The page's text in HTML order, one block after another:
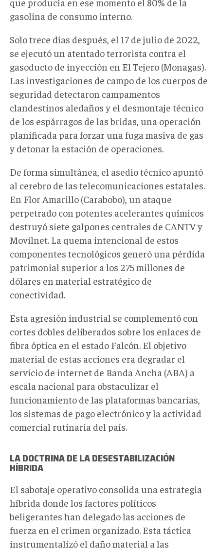
gasolina de consumo interno.
Solo trece días después, el 17 de julio de 2022,
se ejecutó un atentado terrorista contra el
gasoducto de inyección en El Tejero (Monagas).
Las investigaciones de campo de los cuerpos de
seguridad detectaron campamentos
clandestinos aledaños y el desmontaje técnico
de los espárragos de las bridas, una operación
planificada para forzar una fuga masiva de gas
y detonar la estación de operaciones.
De forma simultánea, el asedio técnico apuntó
al cerebro de las telecomunicaciones estatales.
En Flor Amarillo (Carabobo), un ataque
perpetrado con potentes acelerantes químicos
destruyó siete galpones centrales de CANTV y
Movilnet. La quema intencional de estos
componentes tecnológicos generó una pérdida
patrimonial superior a los 275 millones de
dólares en material estratégico de
conectividad.
Esta agresión industrial se complementó con
cortes dobles deliberados sobre los enlaces de
fibra óptica en el estado Falcón. El objetivo
material de estas acciones era degradar el
servicio de internet de Banda Ancha (ABA) a
escala nacional para obstaculizar el
funcionamiento de las plataformas bancarias,
los sistemas de pago electrónico y la actividad
comercial rutinaria del país.
LA DOCTRINA DE LA DESESTABILIZACIÓN
HÍBRIDA
El sabotaje operativo consolida una estrategia
híbrida donde los factores políticos
beligerantes han delegado las acciones de
fuerza en el crimen organizado. Esta táctica
instrumentalizó el daño material a las